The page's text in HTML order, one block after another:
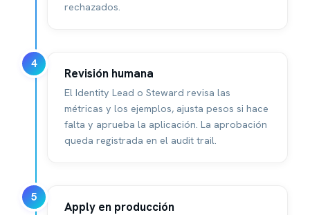
rechazados.
4
Revisión humana
El Identity Lead o Steward revisa las
métricas y los ejemplos, ajusta pesos si hace
falta y aprueba la aplicación. La aprobación
queda registrada en el audit trail.
5
Apply en producción